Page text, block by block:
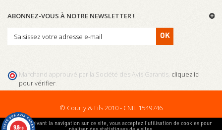
En poursuivant la navigation sur ce site, vous acceptez l'utilisation de cookies pour
ABONNEZ-VOUS À NOTRE NEWSLETTER !
OK
Marchand approuvé par la Société des Avis Garantis, cliquez ici
pour vérifier.
© Courty & Fils 2010 - CNIL 1549746
9.8/10